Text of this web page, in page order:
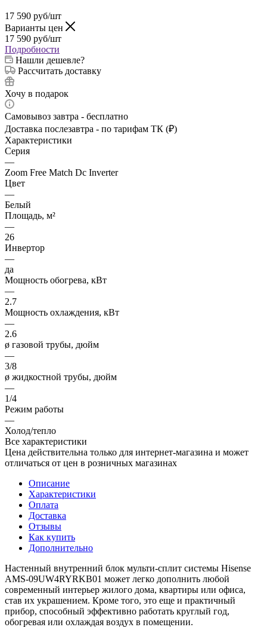
17 590 руб/шт
Варианты цен
17 590 руб/шт
Подробности
Нашли дешевле?
Рассчитать доставку
Хочу в подарок
Самовывоз завтра - бесплатно
Доставка послезавтра - по тарифам ТК (₽)
Характеристики
Серия
—
Zoom Free Match Dc Inverter
Цвет
—
Белый
Площадь, м²
—
26
Инвертор
—
да
Мощность обогрева, кВт
—
2.7
Мощность охлаждения, кВт
—
2.6
ø газовой трубы, дюйм
—
3/8
ø жидкостной трубы, дюйм
—
1/4
Режим работы
—
Холод/тепло
Все характеристики
Цена действительна только для интернет-магазина и может
отличаться от цен в розничных магазинах
Описание
Характеристики
Оплата
Доставка
Отзывы
Как купить
Дополнительно
Настенный внутренний блок мульти-сплит системы Hisense
AMS-09UW4RYRKB01 может легко дополнить любой
современный интерьер жилого дома, квартиры или офиса,
став их украшением. Кроме того, это еще и практичный
прибор, способный эффективно работать круглый год,
обогревая или охлаждая воздух в помещении.